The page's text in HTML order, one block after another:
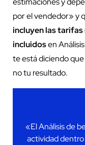
por el vendedor» y
incluyen las tarifas
incluidosen
te está diciendo
no tu resultado.
«El Análisis de
actividad